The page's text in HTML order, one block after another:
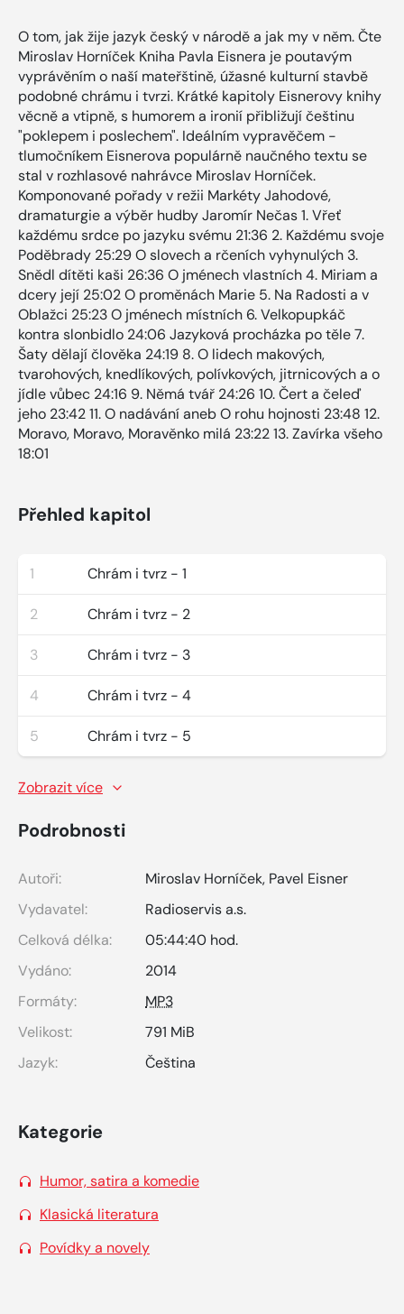
O tom, jak žije jazyk český v národě a jak my v něm. Čte
Miroslav Horníček Kniha Pavla Eisnera je poutavým
vyprávěním o naší mateřštině, úžasné kulturní stavbě
podobné chrámu i tvrzi. Krátké kapitoly Eisnerovy knihy
věcně a vtipně, s humorem a ironií přibližují češtinu
"poklepem i poslechem". Ideálním vypravěčem -
tlumočníkem Eisnerova populárně naučného textu se
stal v rozhlasové nahrávce Miroslav Horníček.
Komponované pořady v režii Markéty Jahodové,
dramaturgie a výběr hudby Jaromír Nečas 1. Vřeť
každému srdce po jazyku svému 21:36 2. Každému svoje
Poděbrady 25:29 O slovech a rčeních vyhynulých 3.
Snědl dítěti kaši 26:36 O jménech vlastních 4. Miriam a
dcery její 25:02 O proměnách Marie 5. Na Radosti a v
Oblažci 25:23 O jménech místních 6. Velkopupkáč
kontra slonbidlo 24:06 Jazyková procházka po těle 7.
Šaty dělají člověka 24:19 8. O lidech makových,
tvarohových, knedlíkových, polívkových, jitrnicových a o
jídle vůbec 24:16 9. Němá tvář 24:26 10. Čert a čeleď
jeho 23:42 11. O nadávání aneb O rohu hojnosti 23:48 12.
Moravo, Moravo, Moravěnko milá 23:22 13. Zavírka všeho
18:01
Přehled kapitol
1 Chrám i tvrz - 1
2 Chrám i tvrz - 2
3 Chrám i tvrz - 3
4 Chrám i tvrz - 4
5 Chrám i tvrz - 5
Zobrazit více
Podrobnosti
Autoři: Miroslav Horníček, Pavel Eisner
Vydavatel:
Radioservis a.s.
Celková délka:
05:44:40 hod.
Vydáno:
2014
Formáty:
MP3
Velikost:
791 MiB
Jazyk:
Čeština
Kategorie
Humor, satira a komedie
Klasická literatura
Povídky a novely